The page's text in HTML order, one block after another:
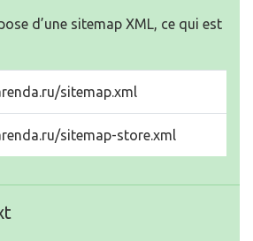
d’une sitemap XML, ce qui est
sitemap.xml
sitemap-store.xml